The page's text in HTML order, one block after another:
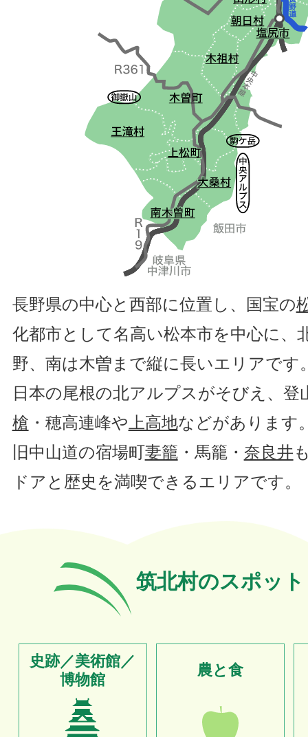
長野県の中心と西部に位置し、国宝の
化都市として名高い松本市を中心に、
野、南は木曽まで縦に長いエリアです
日本の尾根の北アルプスがそびえ、登
槍 ・穂高連峰や 上高地などがあります
旧中山道の宿場町妻籠・馬籠・ 奈良井
ドアと歴史を満喫できるエリアです。
筑北村のスポット
史跡／美術館／
博物館
農と食